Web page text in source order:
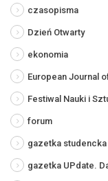
czasopisma
Dzień Otwarty
ekonomia
European Journal
Festiwal Nauki i
forum
gazetka studencka
gazetka UPdate.